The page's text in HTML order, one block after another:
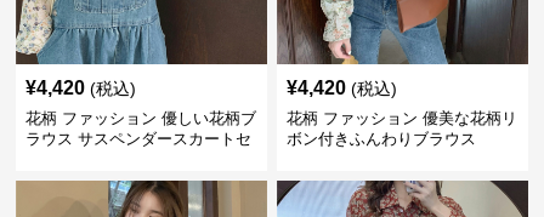
¥4,420 (税込)
花柄 ファッション 優しい花柄ブ
ラウス サスペンダースカートセ
¥4,420 (税込)
花柄 ファッション 優美な花柄リ
ボン付きふんわりブラウス